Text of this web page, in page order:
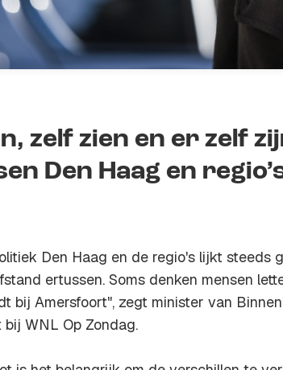
zelf zien en er zelf
Den Haag en
Den Haag en de regio's lijkt steeds
ertussen. Soms denken mensen
bij Amersfoort", zegt minister van
bij WNL Op Zondag.